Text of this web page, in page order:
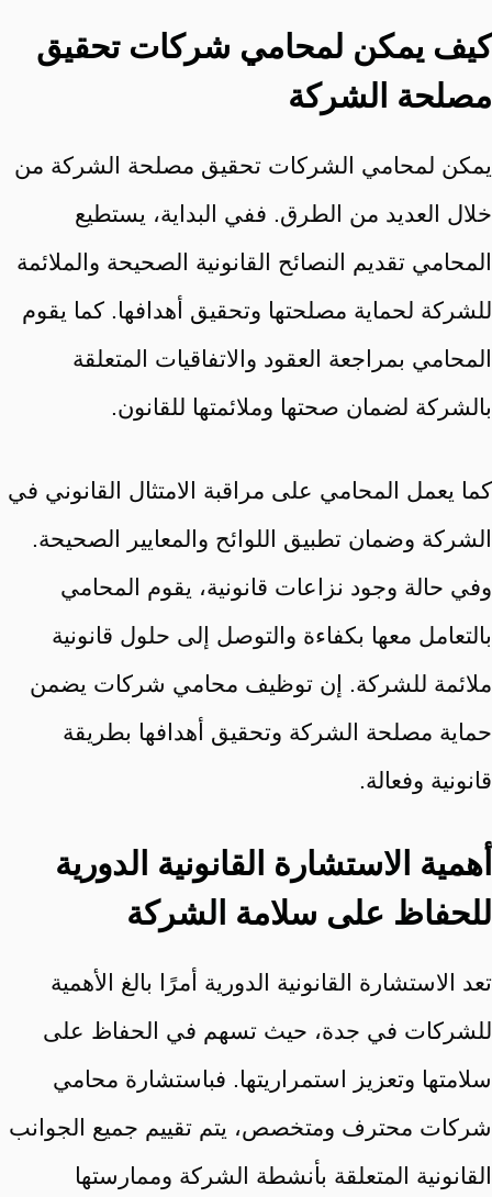
كيف يمكن لمحامي شركات تحقيق
مصلحة الشركة
يمكن لمحامي الشركات تحقيق مصلحة الشركة من
خلال العديد من الطرق. ففي البداية، يستطيع
المحامي تقديم النصائح القانونية الصحيحة والملائمة
للشركة لحماية مصلحتها وتحقيق أهدافها. كما يقوم
المحامي بمراجعة العقود والاتفاقيات المتعلقة
بالشركة لضمان صحتها وملائمتها للقانون.
كما يعمل المحامي على مراقبة الامتثال القانوني في
الشركة وضمان تطبيق اللوائح والمعايير الصحيحة.
وفي حالة وجود نزاعات قانونية، يقوم المحامي
بالتعامل معها بكفاءة والتوصل إلى حلول قانونية
ملائمة للشركة. إن توظيف محامي شركات يضمن
حماية مصلحة الشركة وتحقيق أهدافها بطريقة
قانونية وفعالة.
أهمية الاستشارة القانونية الدورية
للحفاظ على سلامة الشركة
تعد الاستشارة القانونية الدورية أمرًا بالغ الأهمية
للشركات في جدة، حيث تسهم في الحفاظ على
سلامتها وتعزيز استمراريتها. فباستشارة محامي
شركات محترف ومتخصص، يتم تقييم جميع الجوانب
القانونية المتعلقة بأنشطة الشركة وممارستها